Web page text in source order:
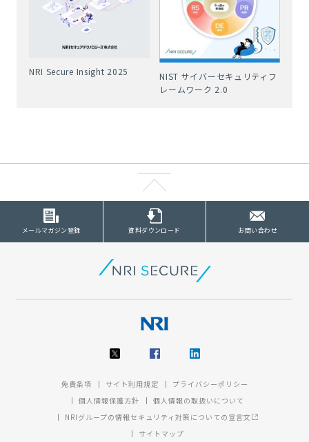
NRI Secure Insight 2025
NIST サイバーセキュリティフ
レームワーク 2.0
メールマガジン登録 資料ダウンロード お問い合わせ
免責条項 サイト利用規定
プライバシーポリシー
個人情報保護方針
個人情報の取扱いについて
NRIグループの情報セキュリティ対策についての宣言文
サイトマップ